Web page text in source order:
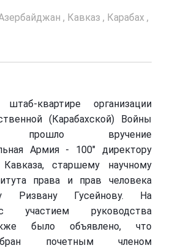
, Кавказ , Карабах ,
квартиреорганизации
(Карабахской) Войны
прошло вручение
Армия - 100" директору
старшему научному
права и прав человека
Ризвану Гусейнову. На
участием руководства
было объявлено, что
почетным членом